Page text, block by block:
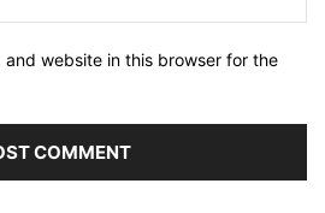
and website in this browser for the